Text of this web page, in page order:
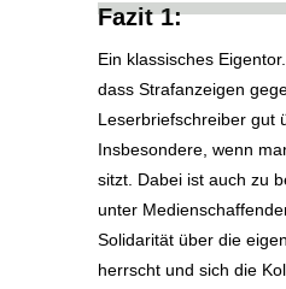
Fazit 1:
Ein klassisches
dass Strafanzeigen
Leserbriefschreiber gut
Insbesondere, wenn
sitzt. Dabei ist auch zu
unter
Solidarität über die
herrscht und sich die